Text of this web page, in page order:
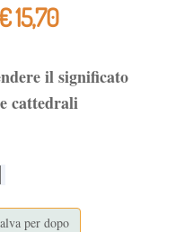
15,70
il significato
cattedrali
per dopo